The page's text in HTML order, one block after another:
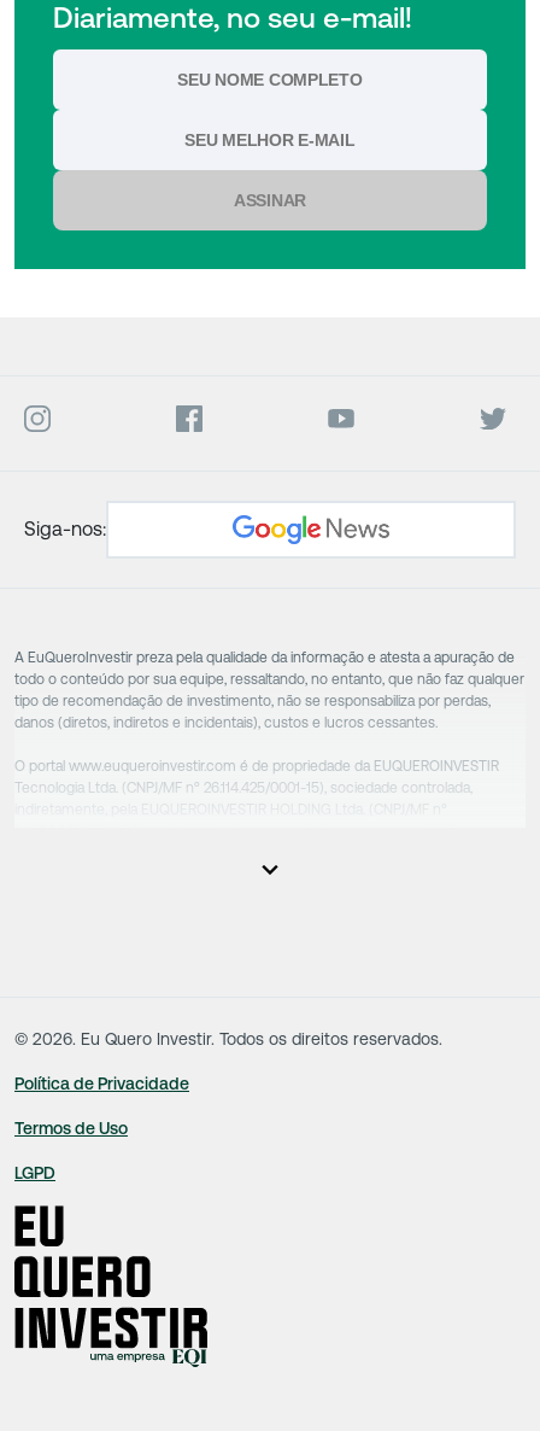
Diariamente, no seu e-mail!
ASSINAR
Siga-nos:
A EuQueroInvestir preza pela qualidade da informação e atesta a apuração de
todo o conteúdo por sua equipe, ressaltando, no entanto, que não faz qualquer
tipo de recomendação de investimento, não se responsabiliza por perdas,
danos (diretos, indiretos e incidentais), custos e lucros cessantes.
O portal www.euqueroinvestir.com é de propriedade da EUQUEROINVESTIR
Tecnologia Ltda. (CNPJ/MF nº 26.114.425/0001-15), sociedade controlada,
responsáveis tecnicamente são totalmente independentes, sendo que estes
© 2026. Eu Quero Investir. Todos os direitos reservados.
Política de Privacidade
Termos de Uso
LGPD